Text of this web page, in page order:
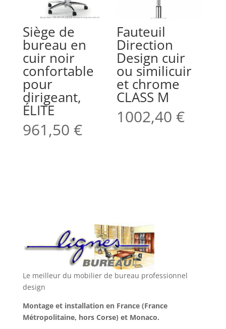
Siège de
bureau en
cuir noir
confortable
pour
dirigeant,
ÉLITE
961,50 €
Fauteuil
Direction
Design cuir
ou similicuir
et chrome
CLASS M
1002,40€
Le meilleur du mobilier de bureau professionnel
design
Montage et installation en France (France
Métropolitaine, hors Corse) et Monaco.